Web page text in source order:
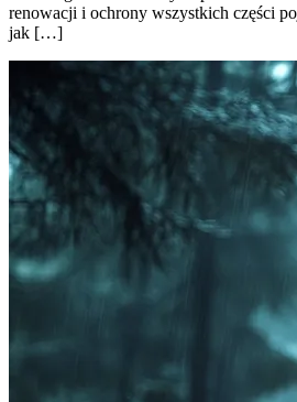
renowacji i ochrony wszystkich części
jak […]